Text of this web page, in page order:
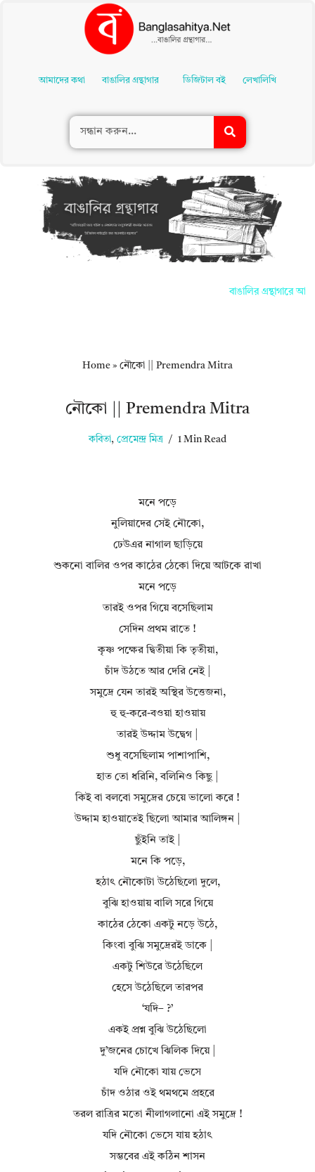
Contentআমাদের কথা বাঙালির গ্রন্থাগার ডিজিটাল বই লেখালিখি
বাঙালির গ্রন্থাগারে
Home » নৌকো || Premendra Mitra
নৌকো || Premendra Mitra
কবিতা, প্রেমেন্দ্র মিত্র 1 Min Read
মনে পড়ে
নুলিয়াদের সেই নৌকো,
ঢেউএর নাগাল ছাড়িয়ে
শুকনো বালির ওপর কাঠের ঠেকো দিয়ে আটকে রাখা
মনে পড়ে
তারই ওপর গিয়ে বসেছিলাম
সেদিন প্রথম রাতে !
কৃষ্ণ পক্ষের দ্বিতীয়া কি তৃতীয়া,
চাঁদ উঠতে আর দেরি নেই |
সমুদ্রে যেন তারই অস্থির উত্তেজনা,
হু হু-করে-বওয়া হাওয়ায়
তারই উদ্দাম উদ্বেগ |
শুধু বসেছিলাম পাশাপাশি,
হাত তো ধরিনি, বলিনিও কিছু |
কিই বা বলবো সমুদ্রের চেয়ে ভালো করে !
উদ্দাম হাওয়াতেই ছিলো আমার আলিঙ্গন |
ছুঁইনি তাই |
মনে কি পড়ে,
হঠাৎ নৌকোটা উঠেছিলো দুলে,
বুঝি হাওয়ায় বালি সরে গিয়ে
কাঠের ঠেকো একটু নড়ে উঠে,
কিংবা বুঝি সমুদ্রেরই ডাকে |
একটু শিউরে উঠেছিলে
হেসে উঠেছিলে তারপর
‘যদি– ?’
একই প্রশ্ন বুঝি উঠেছিলো
দু’জনের চোখে ঝিলিক দিয়ে |
যদি নৌকো যায় ভেসে
চাঁদ ওঠার ওই থমথমে প্রহরে
তরল রাত্রির মতো নীলাগলানো এই সমুদ্রে !
যদি নৌকো ভেসে যায় হঠাৎ
সম্ভবের এই কঠিন শাসন